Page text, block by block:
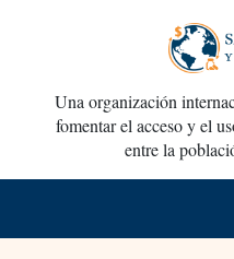
Una organización
fomentar el acceso y el
entre la